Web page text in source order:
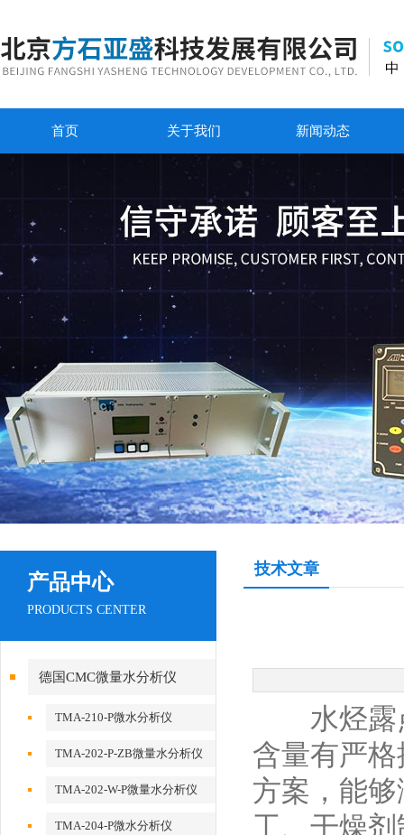
首页 关于我们 新闻动态
产品中心
PRODUCTS CENTER
德国CMC微量水分析仪
TMA-210-P微水分析仪
TMA-202-P-ZB微量水分析仪
TMA-202-W-P微量水分析仪
TMA-204-P微水分析仪
技术文章
水烃
含量有严
方案，能
工、干燥